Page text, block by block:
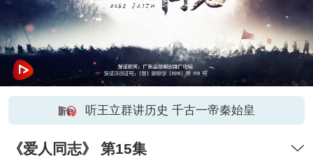
听王立群讲历史 千古一帝秦始皇
《爱人同志》 第15集